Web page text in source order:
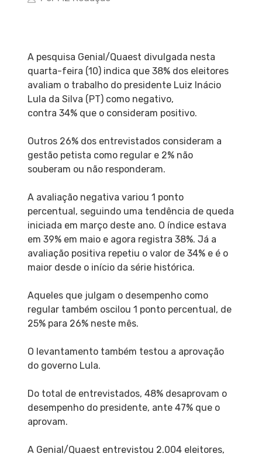
A pesquisa Genial/Quaest divulgada nesta
quarta-feira (10) indica que 38% dos eleitores
avaliam o trabalho do presidente Luiz Inácio
Lula da Silva (PT) como negativo,
contra 34% que o consideram positivo.
Outros 26% dos entrevistados consideram a
gestão petista como regular e 2% não
souberam ou não responderam.
A avaliação negativa variou 1 ponto
percentual, seguindo uma tendência de queda
iniciada em março deste ano. O índice estava
em 39% em maio e agora registra 38%. Já a
avaliação positiva repetiu o valor de 34% e é o
maior desde o início da série histórica.
Aqueles que julgam o desempenho como
regular também oscilou 1 ponto percentual, de
25% para 26% neste mês.
O levantamento também testou a aprovação
do governo Lula.
Do total de entrevistados, 48% desaprovam o
desempenho do presidente, ante 47% que o
aprovam.
A Genial/Quaest entrevistou 2.004 eleitores,